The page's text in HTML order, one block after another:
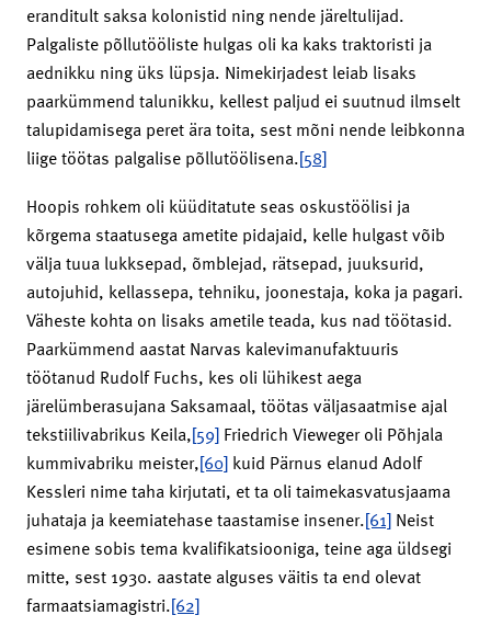
eranditult saksa kolonistid ning nende järeltulijad.
Palgaliste põllutööliste hulgas oli ka kaks traktoristi ja
aednikku ning üks lüpsja. Nimekirjadest leiab lisaks
paarkümmend talunikku, kellest paljud ei suutnud ilmselt
talupidamisega peret ära toita, sest mõni nende leibkonna
liige töötas palgalise põllutöölisena.[58]
Hoopis rohkem oli küüditatute seas oskustöölisi ja
kõrgema staatusega ametite pidajaid, kelle hulgast võib
välja tuua lukksepad, õmblejad, rätsepad, juuksurid,
autojuhid, kellassepa, tehniku, joonestaja, koka ja pagari.
Väheste kohta on lisaks ametile teada, kus nad töötasid.
Paarkümmend aastat Narvas kalevimanufaktuuris
töötanud Rudolf Fuchs, kes oli lühikest aega
järelümberasujana Saksamaal, töötas väljasaatmise ajal
tekstiilivabrikus Keila,[59] Friedrich Vieweger oli Põhjala
kummivabriku meister,[60] kuid Pärnus elanud Adolf
Kessleri nime taha kirjutati, et ta oli taimekasvatusjaama
juhataja ja keemiatehase taastamise insener.[61] Neist
esimene sobis tema kvalifikatsiooniga, teine aga üldsegi
mitte, sest 1930. aastate alguses väitis ta end olevat
farmaatsiamagistri.[62]